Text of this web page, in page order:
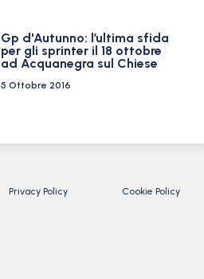
Gp d'Autunno: l’ultima sfida
per gli sprinter il 18 ottobre
ad Acquanegra sul Chiese
5 Ottobre 2016
Privacy Policy Cookie Policy